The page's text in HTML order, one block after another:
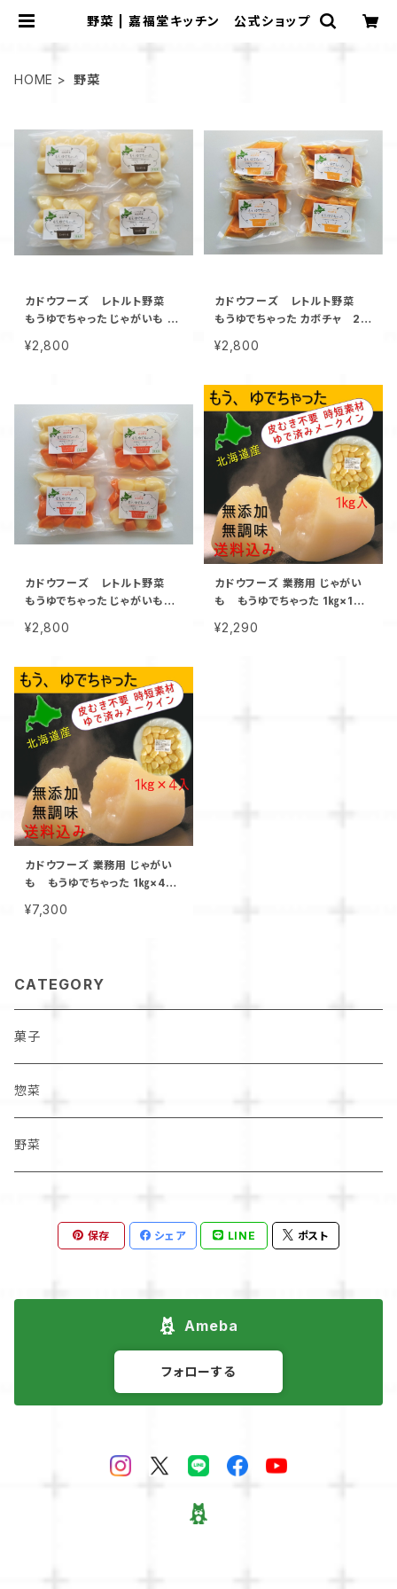
野菜 | 嘉福堂キッチン 公式ショップ
HOME 野菜
カドウフーズ レトルト野菜
もうゆでちゃった じゃがいも 2
非常食 時短 サステナブル
¥2,800
カドウフーズ レトルト野菜
もうゆでちゃった カボチャ 20
非常食 時短 サステナブル
¥2,800
カドウフーズ レトルト野菜
もうゆでちゃった じゃがいもと
北海道 無添加 非常食 時短 サ
¥2,800
カドウフーズ 業務用 じゃがい
も もうゆでちゃった 1㎏×1パ
短 サステナブル
¥2,290
カドウフーズ 業務用 じゃがい
も もうゆでちゃった 1㎏×4パ
短 サステナブル
¥7,300
CATEGORY
菓子
惣菜
野菜
保存 シェア LINE ポスト
Ameba
フォローする